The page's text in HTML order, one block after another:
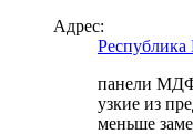
Адрес:
панели МДФ
узкие из
меньше